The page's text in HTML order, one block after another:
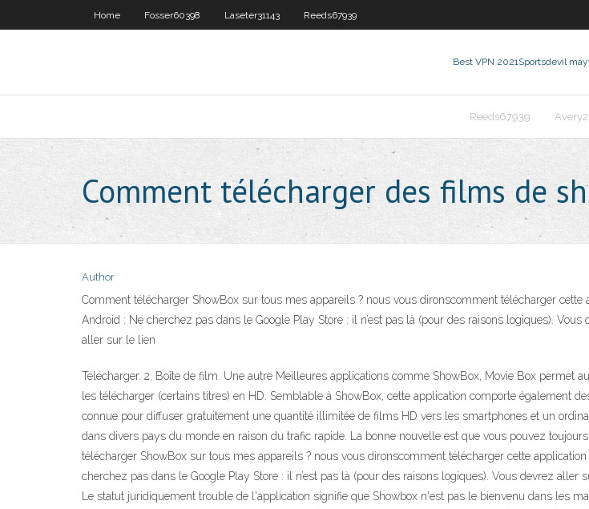
Home Fosser60398 Laseter31143 Reeds67939
Best VPN 2021Sportsdevil
Reeds67939
Comment télécharger des films de
Author
Comment télécharger ShowBox sur tous mes appareils ? nous vous dironscomment télécharger
Android : Ne cherchez pas dans le Google Play Store : il n’est pas là (pour des raisons logiques).
aller sur le lien
Télécharger. 2. Boîte de film. Une autre Meilleures applications comme ShowBox, Movie Box
les télécharger (certains titres) en HD. Semblable à ShowBox, cette application comporte également
connue pour diffuser gratuitement une quantité illimitée de films HD vers les smartphones et un
dans divers pays du monde en raison du trafic rapide. La bonne nouvelle est que vous pouvez
télécharger ShowBox sur tous mes appareils ? nous vous dironscomment télécharger cette
cherchez pas dans le Google Play Store : il n’est pas là (pour des raisons logiques). Vous devrez
Le statut juridiquement trouble de l'application signifie que Showbox n'est pas le bienvenu dans les